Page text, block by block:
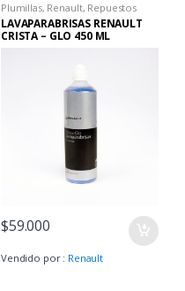
Plumillas, Renault, Repuestos
LAVAPARABRISAS RENAULT
CRISTA – GLO 450 ML
$59.000
Vendido por : Renault